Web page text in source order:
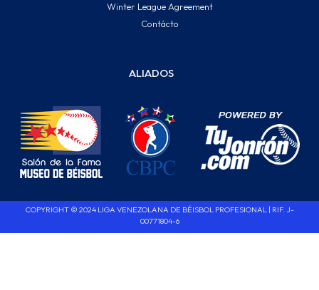
Winter League Agreement
Contácto
ALIADOS
COPYRIGHT © 2024 LIGA VENEZOLANA DE BÉISBOL PROFESIONAL | RIF. J-
00771804-6